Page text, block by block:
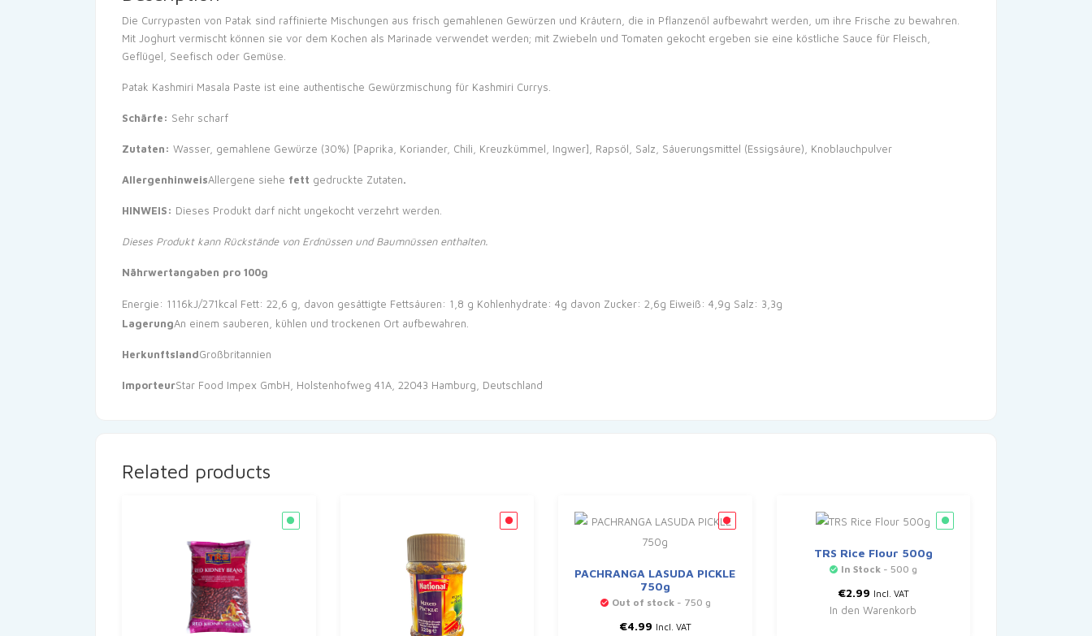
Die Currypasten von Patak sind raffinierte Mischungen aus frisch gemahlenen Gewürzen und Kräutern, die in Pflanzenöl aufbewahrt werden, um ihre Frische zu bewahren.
Mit Joghurt vermischt können sie vor dem Kochen als Marinade verwendet werden; mit Zwiebeln und Tomaten gekocht ergeben sie eine köstliche Sauce für Fleisch,
Geflügel, Seefisch oder Gemüse.
Patak Kashmiri Masala Paste ist eine authentische Gewürzmischung für Kashmiri Currys.
Schärfe: Sehr scharf
Zutaten: Wasser, gemahlene Gewürze (30%) [Paprika, Koriander, Chili, Kreuzkümmel, Ingwer], Rapsöl, Salz, Säuerungsmittel (Essigsäure), Knoblauchpulver
AllergenhinweisAllergene siehe fett gedruckte Zutaten.
HINWEIS: Dieses Produkt darf nicht ungekocht verzehrt werden.
Dieses Produkt kann Rückstände von Erdnüssen und Baumnüssen enthalten.
Nährwertangaben pro 100g
Energie: 1116kJ/271kcal Fett: 22,6 g, davon gesättigte Fettsäuren: 1,8 g Kohlenhydrate: 4g davon Zucker: 2,6g Eiweiß: 4,9g Salz: 3,3g
LagerungAn einem sauberen, kühlen und trockenen Ort aufbewahren.
HerkunftslandGroßbritannien
ImporteurStar Food Impex GmbH, Holstenhofweg 41A, 22043 Hamburg, Deutschland
Related products
PACHRANGA LASUDA PICKLE
750g
Out of stock- 750 g
€4.99 Incl. VAT
TRS Rice Flour 500g
In Stock - 500 g
€2.99 Incl. VAT
In den Warenkorb